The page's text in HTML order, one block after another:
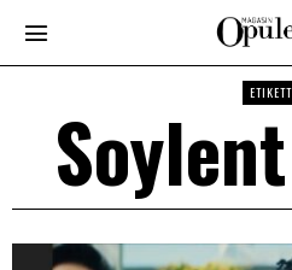
ETIKETT